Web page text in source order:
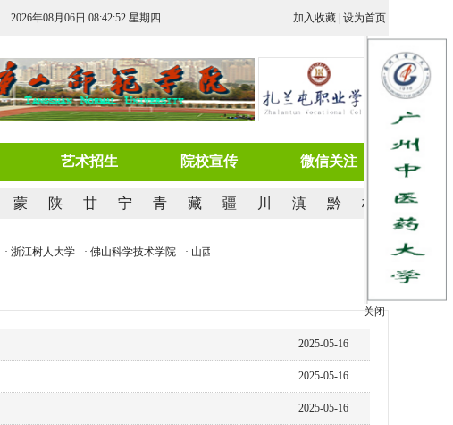
2026年08月06日 08:42:52 星期四 加入收藏 设为首页
艺术招生 院校宣传 微信关注
蒙 陕 甘 宁 青 藏 疆 川 滇 黔 桂
· 浙江树人大学 · 佛山科学技术学院 · 山西大同大学 · 桂林信息科技学院
2025-05-16
2025-05-16
2025-05-16
关闭